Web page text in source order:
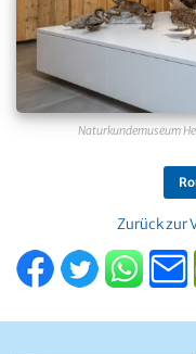
Naturkundemuseum
Zurück zur